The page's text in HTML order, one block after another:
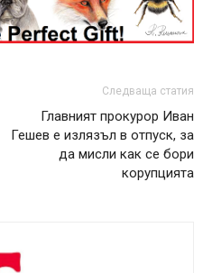
Следваща статия
Главният прокурор Иван
Гешев е излязъл в отпуск, за
да мисли как се бори
корупцията